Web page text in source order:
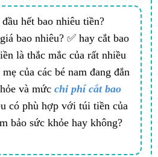
hết bao nhiêu tiền?
bao nhiêu? ✅ hay cắt bao
là thắc mắc của rất nhiều
của các bé nam đang đắn
và mức chi phí cắt bao
có phù hợp với túi tiền của
bảo sức khỏe hay không?